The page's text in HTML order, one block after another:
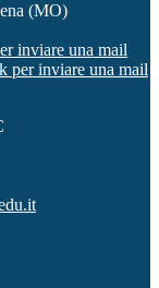
(MO)
inviare una mail
per inviare una mail